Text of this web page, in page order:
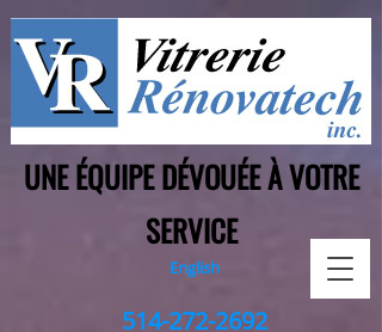
UNE ÉQUIPE DÉVOUÉE À VOTRE
SERVICE
English
514-272-2692